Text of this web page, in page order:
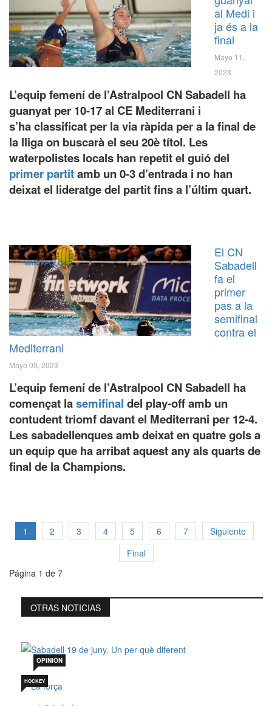
al Medi i
ja és a la
final
Mayo 11,
2023
L’equip femení de l’Astralpool CN Sabadell ha
guanyat per 10-17 al CE Mediterrani i
s’ha classificat per la via ràpida per a la final de
la lliga on buscarà el seu 20è títol. Les
waterpolistes locals han repetit el guió del
primer partitamb un 0-3 d’entrada i no han
deixat el lideratge del partit fins a l’últim quart.
WATERPOLO
El CN
Sabadell
fa el
primer
pas a la
semifinal
contra el
Mediterrani
Mayo 09, 2023
L’equip femení de l’Astralpool CN Sabadell ha
començat lasemifinal del play-off amb un
contudent triomf davant el Mediterrani per 12-4.
Les sabadellenques amb deixat en quatre gols a
un equip que ha arribat aquest any als quarts de
final de la Champions.
1 2 3 4 5 6 7
Siguiente
Final
Página 1 de 7
OTRAS NOTICIAS
Sabadell 19 de juny. Un per què diferent
OPINIÓN
HOCKEY